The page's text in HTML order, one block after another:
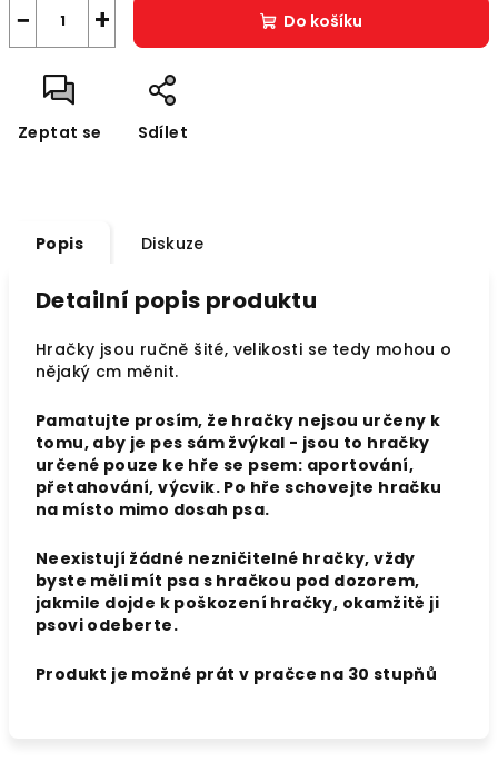
+
− Do košíku
Zeptat se Sdílet
Popis Diskuze
Detailní popis produktu
Hračky jsou ručně šité, velikosti se tedy mohou o
nějaký cm měnit.
Pamatujte prosím, že hračky nejsou určeny k
tomu, aby je pes sám žvýkal - jsou to hračky
určené pouze ke hře se psem: aportování,
přetahování, výcvik. Po hře schovejte hračku
na místo mimo dosah psa.
Neexistují žádné nezničitelné hračky, vždy
byste měli mít psa s hračkou pod dozorem,
jakmile dojde k poškození hračky, okamžitě ji
psovi odeberte.
Produkt je možné prát v pračce na 30 stupňů